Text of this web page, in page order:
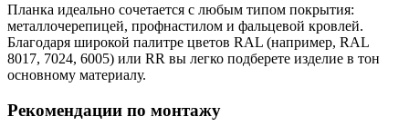
Планка идеально сочетается с любым типом покрытия:
металлочерепицей, профнастилом и фальцевой кровлей.
Благодаря широкой палитре цветов RAL (например, RAL
8017, 7024, 6005) или RR вы легко подберете изделие в тон
основному материалу.
Рекомендации по монтажу